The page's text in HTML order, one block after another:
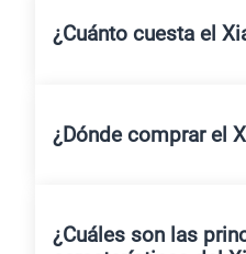
¿Cuánto cuesta el
¿Dónde comprar el
¿Cuáles son las